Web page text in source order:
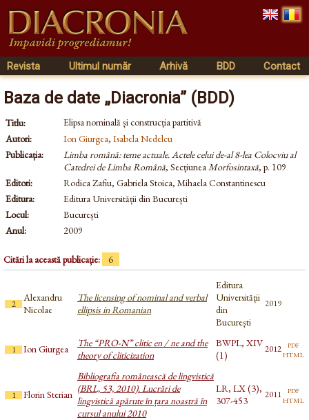
Revista Ultimul număr Arhivă BDD Contact
Baza de date „Diacronia” (BDD)
Titlu:
Elipsa nominală și construcția partitivă
Autori:
Ion Giurgea, Isabela Nedelcu
Publicația:
Limba română: teme actuale. Actele celui de-al 8-lea Colocviu al
Catedrei de Limba Română, SecțiuneaMorfosintaxă, p. 109
Editori:
Rodica Zafiu, Gabriela Stoica, Mihaela Constantinescu
Editura:
Editura Universității din București
Locul:
București
Anul:
2009
Citări la această publicație: 6
2
Alexandru
Nicolae
The licensing of nominal and verbal
ellipsis in Romanian
Editura
Universității
din
București
2019
1 Ion Giurgea
The “PRO-N” clitic en / ne and the
theory of cliticization
BWPL, XIV
(1)
2012 pdf
html
1 Florin Sterian
Bibliografia românească de lingvistică
(BRL, 53, 2010). Lucrări de
lingvistică apărute în țara noastră în
cursul anului 2010
LR, LX (3),
307-453
2011 pdf
html